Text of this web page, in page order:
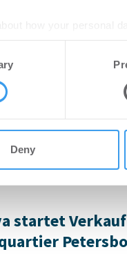
to personalise content
that you’ve provided
Deny
Spatenstich für
ganzen Artikel Wenn
erstellen Sie sich jetzt
auf die neusten ...
startet